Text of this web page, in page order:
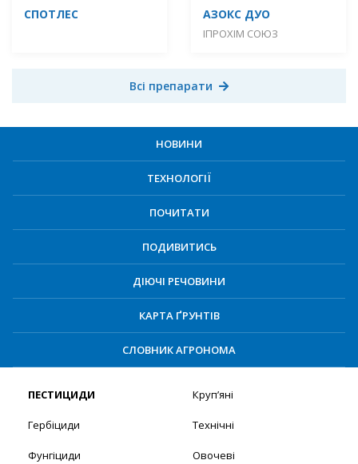
СПОТЛЕС АЗОКС ДУО
ІПРОХІМ СОЮЗ
Всі препарати
НОВИНИ
ТЕХНОЛОГІЇ
ПОЧИТАТИ
ПОДИВИТИСЬ
ДІЮЧІ РЕЧОВИНИ
КАРТА ҐРУНТІВ
СЛОВНИК АГРОНОМА
ПЕСТИЦИДИ
Гербіциди
Фунгіциди
Круп’яні
Технічні
Овочеві